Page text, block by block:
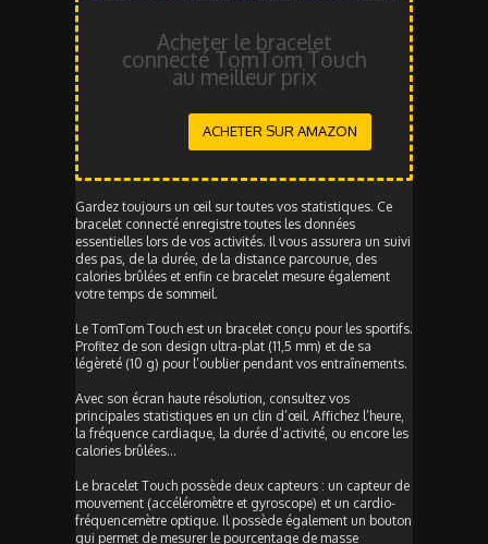
Acheter le bracelet
connecté TomTom Touch
au meilleur prix
ACHETER SUR AMAZON
Gardez toujours un œil sur toutes vos statistiques. Ce
bracelet connecté enregistre toutes les données
essentielles lors de vos activités. Il vous assurera un suivi
des pas, de la durée, de la distance parcourue, des
calories brûlées et enfin ce bracelet mesure également
votre temps de sommeil.
Le TomTom Touch est un bracelet conçu pour les sportifs.
Profitez de son design ultra-plat (11,5 mm) et de sa
légèreté (10 g) pour l’oublier pendant vos entraînements.
Avec son écran haute résolution, consultez vos
principales statistiques en un clin d’œil. Affichez l’heure,
la fréquence cardiaque, la durée d’activité, ou encore les
calories brûlées…
Le bracelet Touch possède deux capteurs : un capteur de
mouvement (accéléromètre et gyroscope) et un cardio-
fréquencemètre optique. Il possède également un bouton
qui permet de mesurer le pourcentage de masse